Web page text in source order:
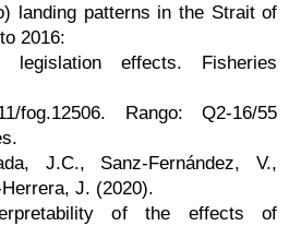
landing patterns in the Strait of
2016:
legislation effects. Fisheries
fog.12506. Rango: Q2-16/55
J.C., Sanz-Fernández, V.,
J. (2020).
of the effects of